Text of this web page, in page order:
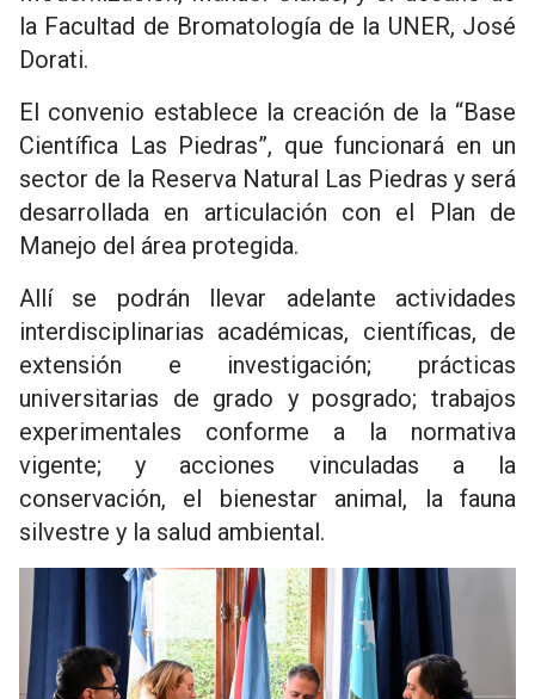
la Facultad de Bromatología de la UNER, José
Dorati.
El convenio establece la creación de la “Base
Científica Las Piedras”, que funcionará en un
sector de la Reserva Natural Las Piedras y será
desarrollada en articulación con el Plan de
Manejo del área protegida.
Allí se podrán llevar adelante actividades
interdisciplinarias académicas, científicas, de
extensión e investigación; prácticas
universitarias de grado y posgrado; trabajos
experimentales conforme a la normativa
vigente; y acciones vinculadas a la
conservación, el bienestar animal, la fauna
silvestre y la salud ambiental.